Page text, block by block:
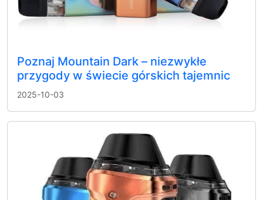
Poznaj Mountain Dark – niezwykłe
przygody w świecie górskich tajemnic
2025-10-03